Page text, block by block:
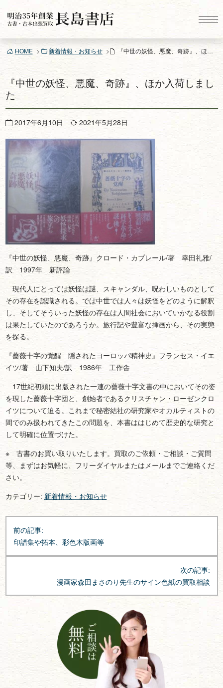
ン
ツ
ス
HOME 新着情報・お知らせ 『中世の妖怪、悪魔、奇跡』、ほか入荷しました
『中世の妖怪、悪魔、奇跡』、ほか入荷しまし
た
2017年6月10日 2021年5月28日
『中世の妖怪、悪魔、奇跡』クロード・カプレール/著 幸田礼雅/
訳 1997年 新評論
現代人にとっては妖怪は謎、スキャンダル、呪わしいものとして
その存在を認識される。では中世では人々は妖怪をどのように解釈
し、そしてそういった妖怪の存在は人間社会においていかなる役割
は果たしていたのであろうか。旅行記や豊富な挿画から、その実態
を探る。
『薔薇十字の覚醒 隠されたヨーロッパ精神史』フランセス・イエ
イツ/著 山下知夫/訳 1986年 工作舎
17世紀初頭に出版された一連の薔薇十字文書の中においてその姿
を現した薔薇十字団と、創始者であるクリスチャン・ローゼンクロ
イツについて迫る。これまで秘密結社の研究家やオカルティストの
間でのみ扱われてきたこの問題を、本書ははじめて歴史的な研究と
して明確に位置づけた。
※ 古書のお買い取りいたします。買取のご依頼・ご相談・ご質問
等、まずはお気軽に、フリーダイヤルまたはメールまでご連絡くだ
さい。
カテゴリー: 新着情報・お知らせ
投
稿
ナ
ビ
前の記事:
印譜集や拓本、彩色木版画等
次の記事:
漫画家森田まさのり先生のサイン色紙の買取相談